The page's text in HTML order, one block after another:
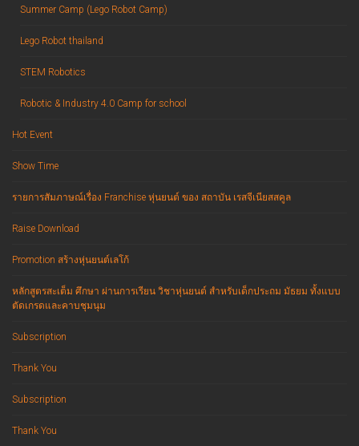
Summer Camp (Lego Robot Camp)
Lego Robot thailand
STEM Robotics
Robotic & Industry 4.0 Camp for school
Hot Event
Show Time
รายการสัมภาษณ์เรื่อง Franchise หุ่นยนต์ ของ สถาบัน เรสจีเนียสสคูล
Raise Download
Promotion สร้างหุ่นยนต์เลโก้
หลักสูตรสะเต็ม ศึกษา ผ่านการเรียน วิชาหุ่นยนต์ สำหรับเด็กประถม มัธยม ทั้งแบบ
ตัดเกรดและคาบชุมนุม
Subscription
Thank You
Subscription
Thank You